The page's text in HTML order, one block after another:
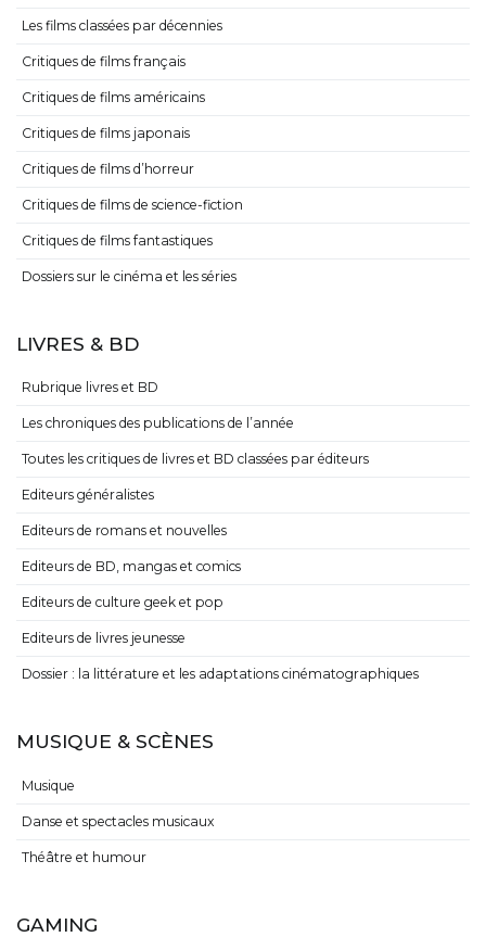
Les films classées par décennies
Critiques de films français
Critiques de films américains
Critiques de films japonais
Critiques de films d’horreur
Critiques de films de science-fiction
Critiques de films fantastiques
Dossiers sur le cinéma et les séries
LIVRES & BD
Rubrique livres et BD
Les chroniques des publications de l’année
Toutes les critiques de livres et BD classées par éditeurs
Editeurs généralistes
Editeurs de romans et nouvelles
Editeurs de BD, mangas et comics
Editeurs de culture geek et pop
Editeurs de livres jeunesse
Dossier : la littérature et les adaptations cinématographiques
MUSIQUE & SCÈNES
Musique
Danse et spectacles musicaux
Théâtre et humour
GAMING